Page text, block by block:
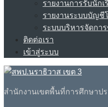
รายงานการรับนักเ
รายงานระบบบัญชี
ระบบบริหารจัดกา
ติดต่อเรา
เข้าสู่ระบบ
สำนักงานเขตพื้นที่การศึกษาป